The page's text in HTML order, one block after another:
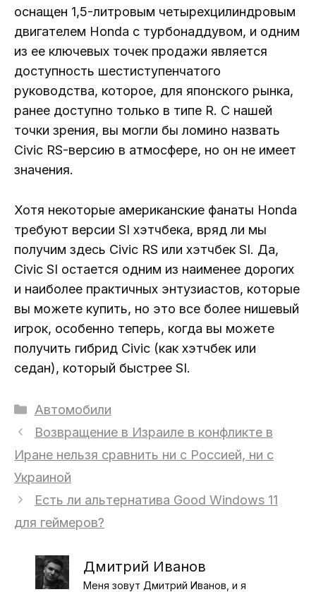
оснащен 1,5-литровым четырехцилиндровым
двигателем Honda с турбонаддувом, и одним
из ее ключевых точек продажи является
доступность шестиступенчатого
руководства, которое, для японского рынка,
ранее доступно только в типе R. С нашей
точки зрения, вы могли бы ломино назвать
Civic RS-версию в атмосфере, но он не имеет
значения.
Хотя некоторые американские фанаты Honda
требуют версии SI хэтчбека, вряд ли мы
получим здесь Civic RS или хэтчбек SI. Да,
Civic SI остается одним из наименее дорогих
и наиболее практичных энтузиастов, которые
вы можете купить, но это все более нишевый
игрок, особенно теперь, когда вы можете
получить гибрид Civic (как хэтчбек или
седан), который быстрее SI.
Рубрики
Автомобили
Возвращение в Израиле в конфликте в
Иране нельзя сравнить ни с Россией, ни с
Украиной
Есть ли альтернатива Good Windows 11
для геймеров?
Дмитрий Иванов
Меня зовут Дмитрий Иванов, и я